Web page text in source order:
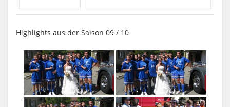
Highlights aus der Saison 09 / 10